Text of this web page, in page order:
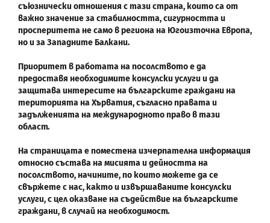
съюзнически отношения с тази страна, които са от
важно значение за стабилността, сигурността и
просперитета не само в региона на Югоизточна Европа,
но и за Западните Балкани.
Приоритет в работата на посолството е да
предоставя необходимите консулски услуги и да
защитава интересите на българските граждани на
територията на Хърватия, съгласно правата и
задълженията на международното право в тази
област.
На страницата е поместена изчерпателна информация
относно състава на мисията и дейността на
посолството, начините, по които можете да се
свържете с нас, както и извършаваните консулски
услуги, с цел оказване на съдействие на българските
граждани, в случай на необходимост.